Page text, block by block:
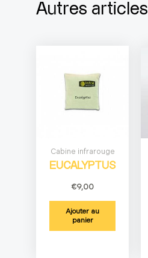
Autres articles
Cabine infrarouge
EUCALYPTUS
€9,00
Ajouter au
panier